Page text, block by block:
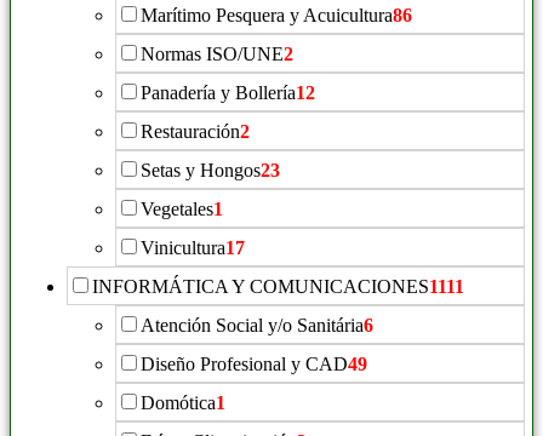
Marítimo Pesquera y Acuicultura86
Normas ISO/UNE2
Panadería y Bollería12
Restauración2
Setas y Hongos23
Vegetales1
Vinicultura17
INFORMÁTICA Y COMUNICACIONES1111
Atención Social y/o Sanitária6
Diseño Profesional y CAD49
Domótica1